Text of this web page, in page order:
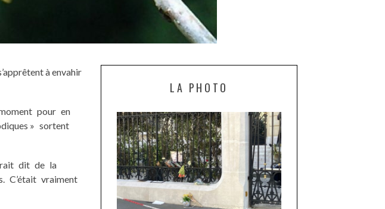
à envahir
pour en
» sortent
dit de la
C’était vraiment
LA PHOTO